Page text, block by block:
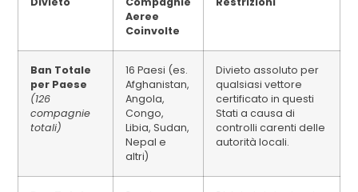
Aeree
Coinvolte
Ban Totale
per Paese
(126
compagnie
totali)
16 Paesi (es.
Afghanistan,
Angola,
Congo,
Libia, Sudan,
Nepal e
altri)
Divieto assoluto per
qualsiasi vettore
certificato in questi
Stati a causa di
controlli carenti delle
autorità locali.